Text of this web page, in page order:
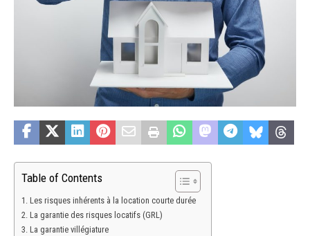
Table of Contents
Les risques inhérents à la location courte durée
La garantie des risques locatifs (GRL)
La garantie villégiature